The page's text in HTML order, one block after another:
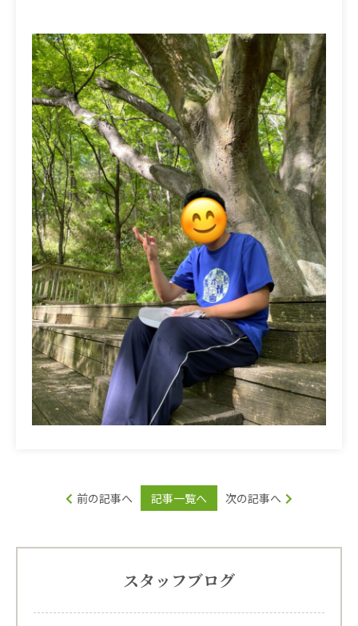
前の記事へ 記事一覧へ 次の記事へ
スタッフブログ